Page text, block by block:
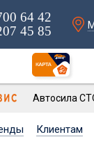
64 42
45 85
Автосила
Клиентам